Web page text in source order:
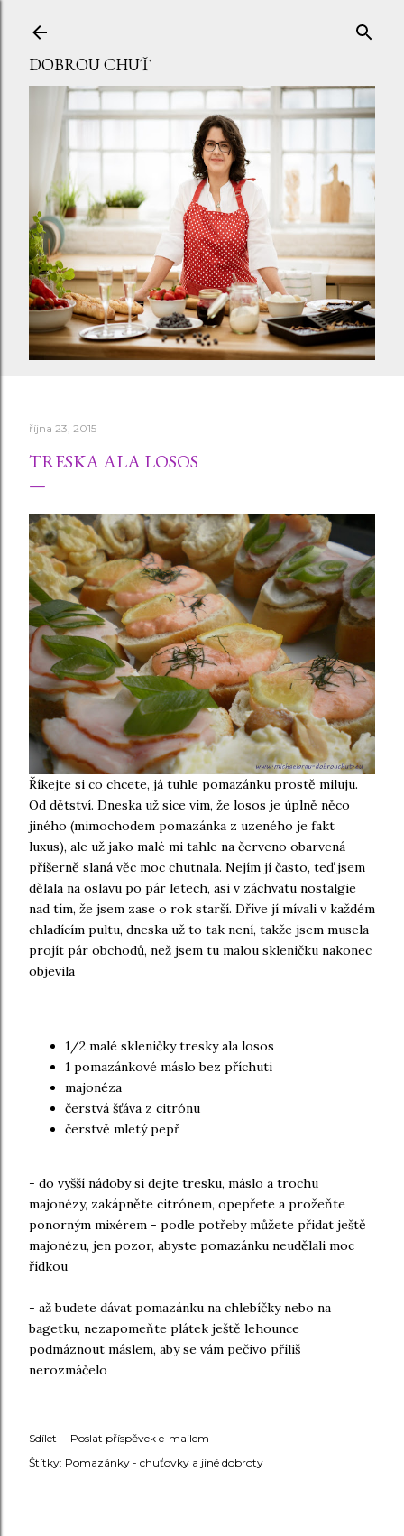
DOBROU CHUŤ
října 23, 2015
TRESKA ALA LOSOS
Říkejte si co chcete, já tuhle pomazánku prostě miluju.
Od dětství. Dneska už sice vím, že losos je úplně něco
jiného (mimochodem pomazánka z uzeného je fakt
luxus), ale už jako malé mi tahle na červeno obarvená
příšerně slaná věc moc chutnala. Nejím jí často, teď jsem
dělala na oslavu po pár letech, asi v záchvatu nostalgie
nad tím, že jsem zase o rok starší. Dříve jí mívali v každém
chladícím pultu, dneska už to tak není, takže jsem musela
projít pár obchodů, než jsem tu malou skleničku nakonec
objevila
1/2 malé skleničky tresky ala losos
1 pomazánkové máslo bez příchuti
majonéza
čerstvá šťáva z citrónu
čerstvě mletý pepř
- do vyšší nádoby si dejte tresku, máslo a trochu
majonézy, zakápněte citrónem, opepřete a prožeňte
ponorným mixérem - podle potřeby můžete přidat ještě
majonézu, jen pozor, abyste pomazánku neudělali moc
řídkou
- až budete dávat pomazánku na chlebíčky nebo na
bagetku, nezapomeňte plátek ještě lehounce
podmáznout máslem, aby se vám pečivo příliš
nerozmáčelo
Sdílet
Poslat příspěvek e-mailem
Štítky: Pomazánky - chuťovky a jiné dobroty